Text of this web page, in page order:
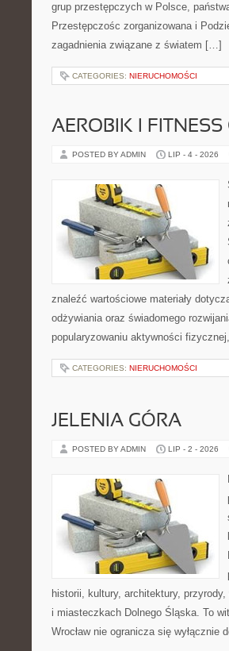
grup przestępczych w Polsce,
Przestępczośc zorganizowana i
zagadnienia związane z światem […]
CATEGORIES: NIERUCHOMOŚCI
AEROBIK I FITNESS
POSTED BY ADMIN LIP - 4 - 2026
znaleźć wartościowe materiały
odżywiania oraz świadomego
popularyzowaniu aktywności
CATEGORIES: NIERUCHOMOŚCI
JELENIA GÓRA
POSTED BY ADMIN LIP - 2 - 2026
historii, kultury, architektury,
i miasteczkach Dolnego Śląska. To
Wrocław nie ogranicza się